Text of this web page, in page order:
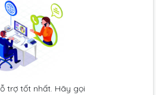
trợ tốt nhất. Hãy gọi